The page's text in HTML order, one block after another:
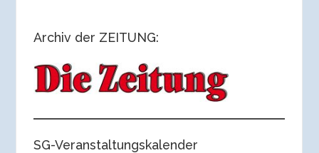
Archiv der ZEITUNG:
SG-Veranstaltungskalender